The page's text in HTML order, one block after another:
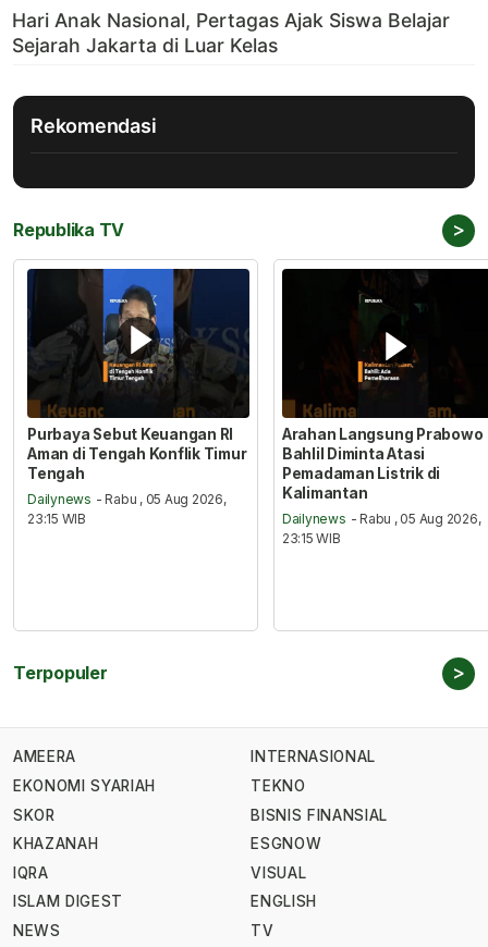
Rekomendasi
Republika TV >
Purbaya Sebut Keuangan RI
Aman di Tengah Konflik Timur
Tengah
Dailynews - Rabu , 05 Aug 2026,
23:15 WIB
Arahan Langsung Prabowo
Bahlil Diminta Atasi
Pemadaman Listrik di
Kalimantan
Dailynews - Rabu , 05 Aug 2026,
23:15 WIB
Terpopuler >
AMEERA
EKONOMI SYARIAH
SKOR
KHAZANAH
IQRA
ISLAM DIGEST
NEWS
INTERNASIONAL
TEKNO
BISNIS FINANSIAL
ESGNOW
VISUAL
ENGLISH
TV